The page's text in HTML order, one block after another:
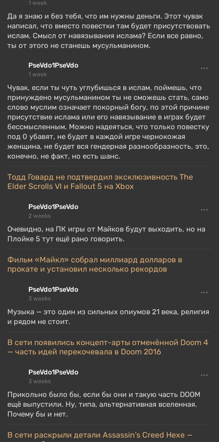
1 week
Да я знаю и без тебя, что им нужны деньги. Этот чувак
написал, что вместо повестки там будет присутствовать
ислам. Смысл от навязывания ислама? Если все равно,
ты от этого не станешь мусульманином.
PseVdo1PseVdo
1 week
Чувак, если ты чуть углубишься в ислам, поймешь, что
принуждено мусульманином ты не сможешь стать, само
слово муслим означает покорный богу, по этой причине
присутствие ислама или его навязывание в играх будет
бессмысленным. Можно надеяться, что только повестку
под 0 убавят, не будет в каждой игре чернокожая
женщина, не будет вся гендерная разнообразность, это,
конечно, не факт, но есть шанс.
Тодд Говард не подтвердил эксклюзивность The
Elder Scrolls VI и Fallout 5 на Xbox
PseVdo1PseVdo
2 weeks
Очевидно, на ПК игры от Майков будут выходить, но на
Плойке 5 тут ещё рано говорить.
Фильм «Майкл» собрал миллиард долларов в
прокате и установил несколько рекордов
PseVdo1PseVdo
3 weeks
Музыка — это один из сильных опиумов 21 века, религия
и рядом не стоит.
В сети появились концепт-арты отменённой Doom 4
— часть идей перекочевала в Doom 2016
PseVdo1PseVdo
3 weeks
Прикольно было бы, если бы они и такую часть DOOM
ещё выпустили. Ну, типа, альтернативная вселенная.
Почему бы и нет.
В сети раскрыли детали Assassin's Creed Hexe —